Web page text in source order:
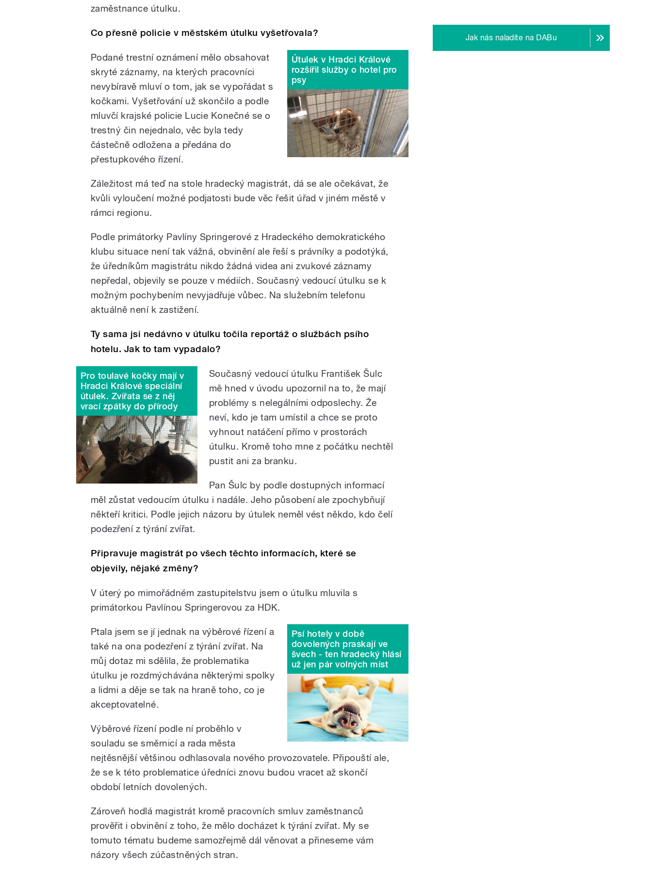
zaměstnance útulku.
Co přesně policie v městském útulku vyšetřovala?
Útulek v Hradci Králové
rozšířil služby o hotel pro
psy
Podané trestní oznámení mělo obsahovat
skryté záznamy, na kterých pracovníci
nevybíravě mluví o tom, jak se vypořádat s
kočkami. Vyšetřování už skončilo a podle
mluvčí krajské policie Lucie Konečné se o
trestný čin nejednalo, věc byla tedy
částečně odložena a předána do
přestupkového řízení.
Záležitost má teď na stole hradecký magistrát, dá se ale očekávat, že
kvůli vyloučení možné podjatosti bude věc řešit úřad v jiném městě v
rámci regionu.
Podle primátorky Pavlíny Springerové z Hradeckého demokratického
klubu situace není tak vážná, obvinění ale řeší s právníky a podotýká,
že úředníkům magistrátu nikdo žádná videa ani zvukové záznamy
nepředal, objevily se pouze v médiích. Současný vedoucí útulku se k
možným pochybením nevyjadřuje vůbec. Na služebním telefonu
aktuálně není k zastižení.
Ty sama jsi nedávno v útulku točila reportáž o službách psího
hotelu. Jak to tam vypadalo?
Pro toulavé kočky mají v
Hradci Králové speciální
útulek. Zvířata se z něj
vrací zpátky do přírody
Současný vedoucí útulku František Šulc
mě hned v úvodu upozornil na to, že mají
problémy s nelegálními odposlechy. Že
neví, kdo je tam umístil a chce se proto
vyhnout natáčení přímo v prostorách
útulku. Kromě toho mne z počátku nechtěl
pustit ani za branku.
Pan Šulc by podle dostupných informací
měl zůstat vedoucím útulku i nadále. Jeho působení ale zpochybňují
někteří kritici. Podle jejich názoru by útulek neměl vést někdo, kdo čelí
podezření z týrání zvířat.
Připravuje magistrát po všech těchto informacích, které se
objevily, nějaké změny?
V úterý po mimořádném zastupitelstvu jsem o útulku mluvila s
primátorkou Pavlínou Springerovou za HDK.
Psí hotely v době
dovolených praskají ve
švech - ten hradecký hlásí
už jen pár volných míst
Ptala jsem se jí jednak na výběrové řízení a
také na ona podezření z týrání zvířat. Na
můj dotaz mi sdělila, že problematika
útulku je rozdmýchávána některými spolky
a lidmi a děje se tak na hraně toho, co je
akceptovatelné.
Výběrové řízení podle ní proběhlo v
souladu se směrnicí a rada města
nejtěsnější většinou odhlasovala nového provozovatele. Připouští ale,
že se k této problematice úředníci znovu budou vracet až skončí
období letních dovolených.
Zároveň hodlá magistrát kromě pracovních smluv zaměstnanců
prověřit i obvinění z toho, že mělo docházet k týrání zvířat. My se
tomuto tématu budeme samozřejmě dál věnovat a přineseme vám
názory všech zúčastněných stran.
Jak nás naladíte na DABu